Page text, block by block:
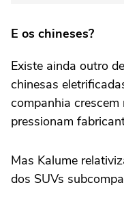
E os chineses?
Existe ainda outro
chinesas
companhia
pressionam
Mas Kalume
dos SUVs